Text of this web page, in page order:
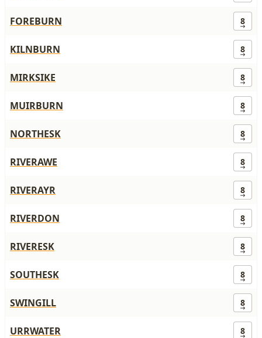
FOREBURN 8
KILNBURN 8
MIRKSIKE 8
MUIRBURN 8
NORTHESK 8
RIVERAWE 8
RIVERAYR 8
RIVERDON 8
RIVERESK 8
SOUTHESK 8
SWINGILL 8
URRWATER 8